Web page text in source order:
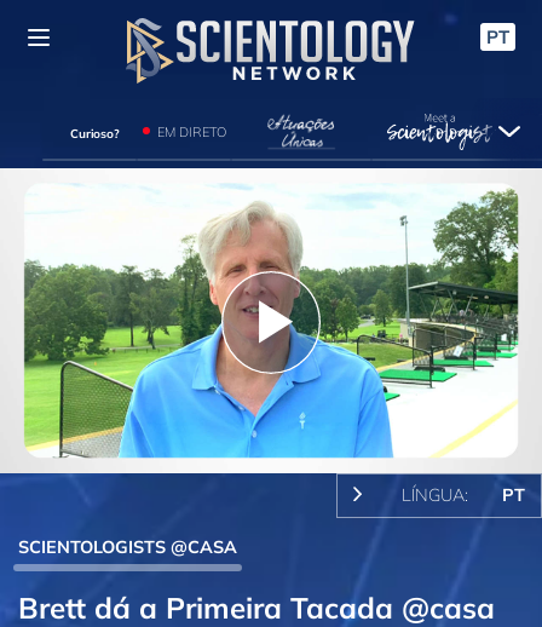
PT
Curioso? EM DIRETO
Play
Video
LÍNGUA: PT
SCIENTOLOGISTS @CASA
Brett dá a Primeira Tacada @casa